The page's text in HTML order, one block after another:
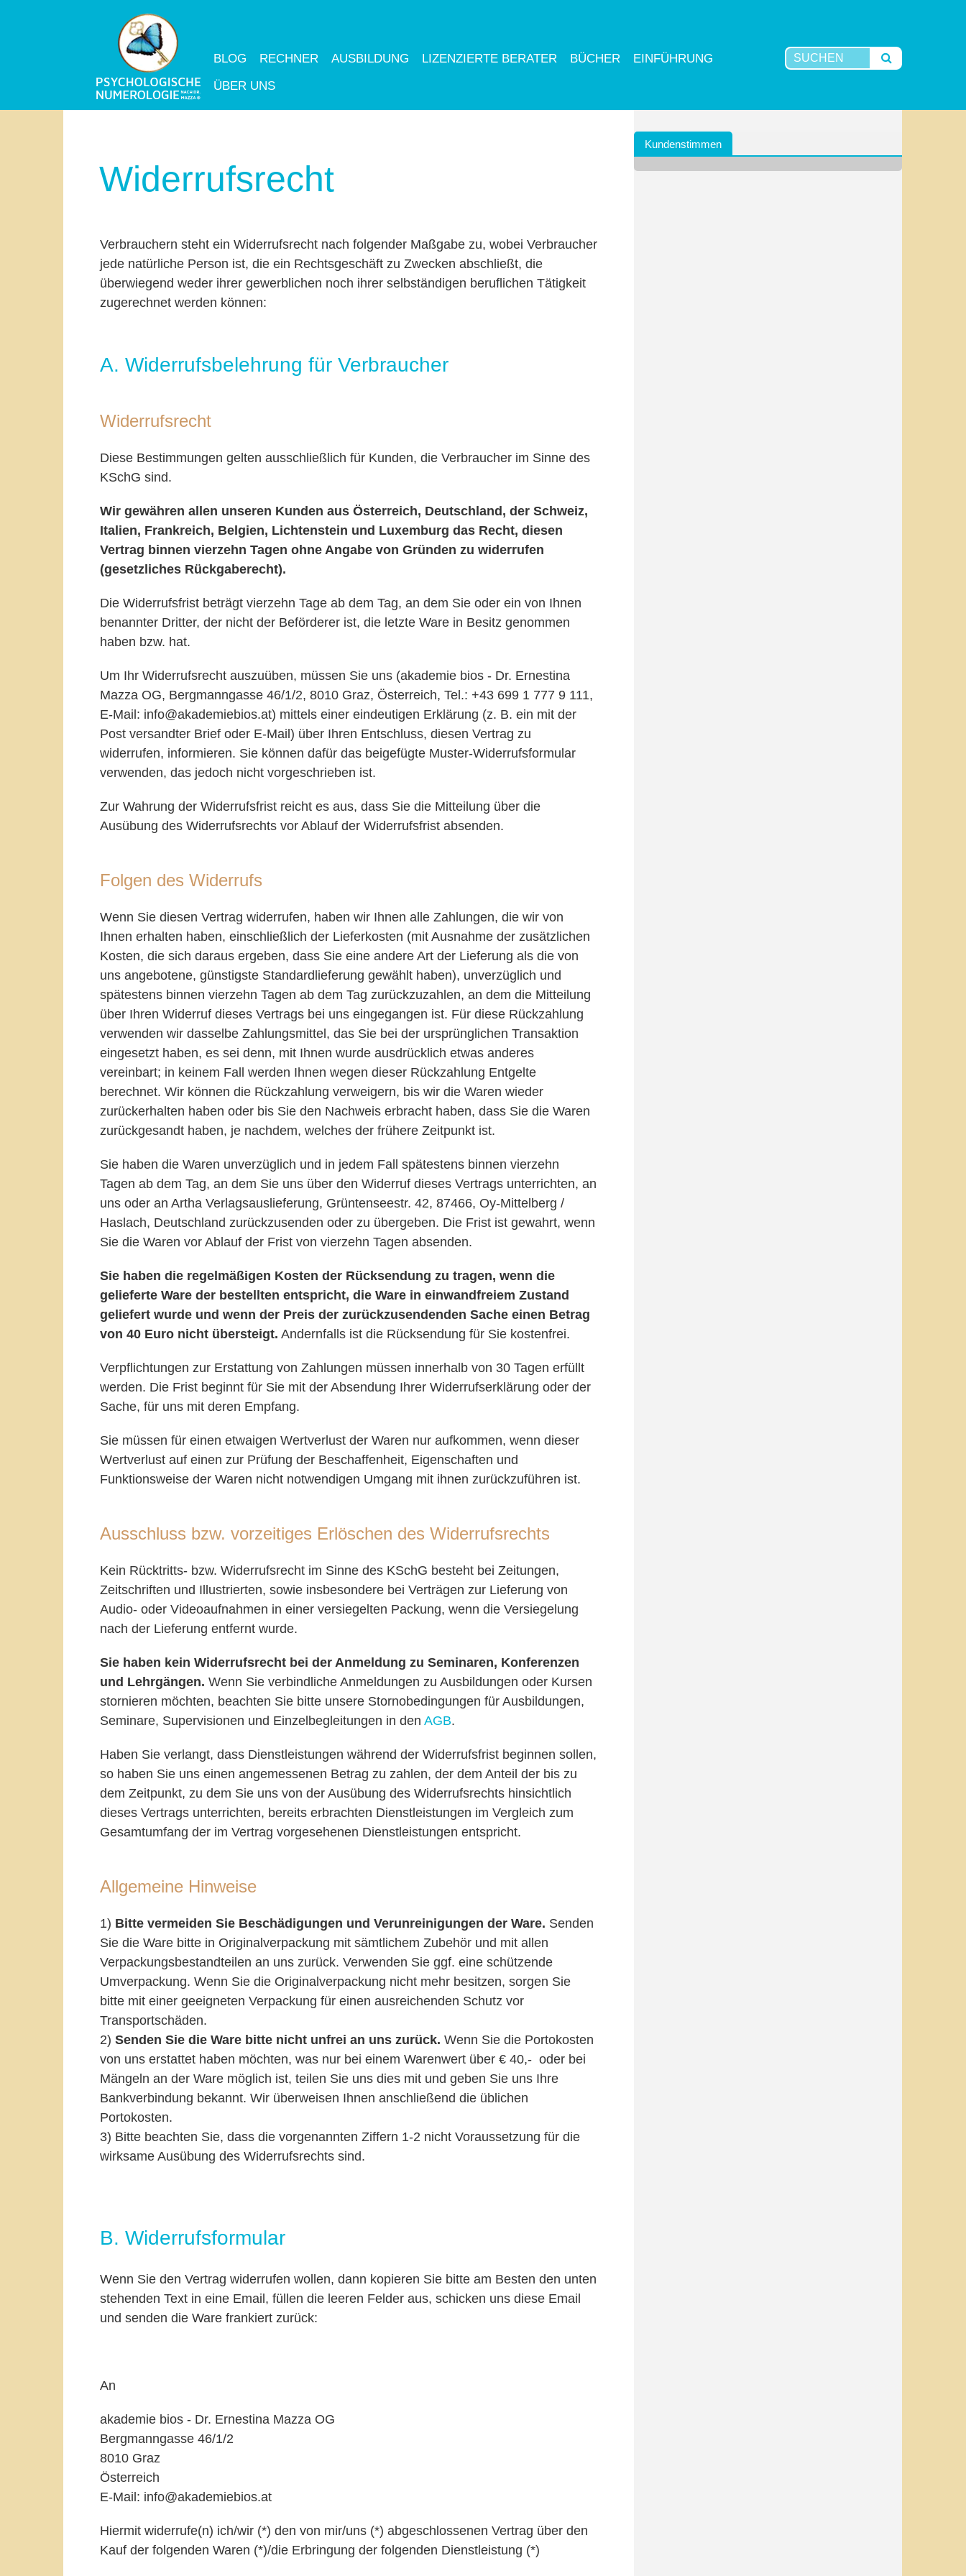
BLOG RECHNER AUSBILDUNG LIZENZIERTE BERATER BÜCHER
EINFÜHRUNG
ÜBER UNS
Widerrufsrecht
Verbrauchern steht ein Widerrufsrecht nach folgender Maßgabe zu, wobei Verbraucher
jede natürliche Person ist, die ein Rechtsgeschäft zu Zwecken abschließt, die
überwiegend weder ihrer gewerblichen noch ihrer selbständigen beruflichen Tätigkeit
zugerechnet werden können:
A. Widerrufsbelehrung für Verbraucher
Widerrufsrecht
Diese Bestimmungen gelten ausschließlich für Kunden, die Verbraucher im Sinne des
KSchG sind.
Wir gewähren allen unseren Kunden aus Österreich, Deutschland, der Schweiz,
Italien, Frankreich, Belgien, Lichtenstein und Luxemburg das Recht, diesen
Vertrag binnen vierzehn Tagen ohne Angabe von Gründen zu widerrufen
(gesetzliches Rückgaberecht).
Die Widerrufsfrist beträgt vierzehn Tage ab dem Tag, an dem Sie oder ein von Ihnen
benannter Dritter, der nicht der Beförderer ist, die letzte Ware in Besitz genommen
haben bzw. hat.
Um Ihr Widerrufsrecht auszuüben, müssen Sie uns (akademie bios - Dr. Ernestina
Mazza OG, Bergmanngasse 46/1/2, 8010 Graz, Österreich, Tel.: +43 699 1 777 9 111,
E-Mail: info@akademiebios.at) mittels einer eindeutigen Erklärung (z. B. ein mit der
Post versandter Brief oder E-Mail) über Ihren Entschluss, diesen Vertrag zu
widerrufen, informieren. Sie können dafür das beigefügte Muster-Widerrufsformular
verwenden, das jedoch nicht vorgeschrieben ist.
Zur Wahrung der Widerrufsfrist reicht es aus, dass Sie die Mitteilung über die
Ausübung des Widerrufsrechts vor Ablauf der Widerrufsfrist absenden.
Folgen des Widerrufs
Wenn Sie diesen Vertrag widerrufen, haben wir Ihnen alle Zahlungen, die wir von
Ihnen erhalten haben, einschließlich der Lieferkosten (mit Ausnahme der zusätzlichen
Kosten, die sich daraus ergeben, dass Sie eine andere Art der Lieferung als die von
uns angebotene, günstigste Standardlieferung gewählt haben), unverzüglich und
spätestens binnen vierzehn Tagen ab dem Tag zurückzuzahlen, an dem die Mitteilung
über Ihren Widerruf dieses Vertrags bei uns eingegangen ist. Für diese Rückzahlung
verwenden wir dasselbe Zahlungsmittel, das Sie bei der ursprünglichen Transaktion
eingesetzt haben, es sei denn, mit Ihnen wurde ausdrücklich etwas anderes
vereinbart; in keinem Fall werden Ihnen wegen dieser Rückzahlung Entgelte
berechnet. Wir können die Rückzahlung verweigern, bis wir die Waren wieder
zurückerhalten haben oder bis Sie den Nachweis erbracht haben, dass Sie die Waren
zurückgesandt haben, je nachdem, welches der frühere Zeitpunkt ist.
Sie haben die Waren unverzüglich und in jedem Fall spätestens binnen vierzehn
Tagen ab dem Tag, an dem Sie uns über den Widerruf dieses Vertrags unterrichten, an
uns oder an Artha Verlagsauslieferung, Grüntenseestr. 42, 87466, Oy-Mittelberg /
Haslach, Deutschland zurückzusenden oder zu übergeben. Die Frist ist gewahrt, wenn
Sie die Waren vor Ablauf der Frist von vierzehn Tagen absenden.
Sie haben die regelmäßigen Kosten der Rücksendung zu tragen, wenn die
gelieferte Ware der bestellten entspricht, die Ware in einwandfreiem Zustand
geliefert wurde und wenn der Preis der zurückzusendenden Sache einen Betrag
von 40 Euro nicht übersteigt. Andernfalls ist die Rücksendung für Sie kostenfrei.
Verpflichtungen zur Erstattung von Zahlungen müssen innerhalb von 30 Tagen erfüllt
werden. Die Frist beginnt für Sie mit der Absendung Ihrer Widerrufserklärung oder der
Sache, für uns mit deren Empfang.
Sie müssen für einen etwaigen Wertverlust der Waren nur aufkommen, wenn dieser
Wertverlust auf einen zur Prüfung der Beschaffenheit, Eigenschaften und
Funktionsweise der Waren nicht notwendigen Umgang mit ihnen zurückzuführen ist.
Ausschluss bzw. vorzeitiges Erlöschen des Widerrufsrechts
Kein Rücktritts- bzw. Widerrufsrecht im Sinne des KSchG besteht bei Zeitungen,
Zeitschriften und Illustrierten, sowie insbesondere bei Verträgen zur Lieferung von
Audio- oder Videoaufnahmen in einer versiegelten Packung, wenn die Versiegelung
nach der Lieferung entfernt wurde.
Sie haben kein Widerrufsrecht bei der Anmeldung zu Seminaren, Konferenzen
und Lehrgängen. Wenn Sie verbindliche Anmeldungen zu Ausbildungen oder Kursen
stornieren möchten, beachten Sie bitte unsere Stornobedingungen für Ausbildungen,
Seminare, Supervisionen und Einzelbegleitungen in den AGB.
Haben Sie verlangt, dass Dienstleistungen während der Widerrufsfrist beginnen sollen,
so haben Sie uns einen angemessenen Betrag zu zahlen, der dem Anteil der bis zu
dem Zeitpunkt, zu dem Sie uns von der Ausübung des Widerrufsrechts hinsichtlich
dieses Vertrags unterrichten, bereits erbrachten Dienstleistungen im Vergleich zum
Gesamtumfang der im Vertrag vorgesehenen Dienstleistungen entspricht.
Allgemeine Hinweise
1) Bitte vermeiden Sie Beschädigungen und Verunreinigungen der Ware. Senden
Sie die Ware bitte in Originalverpackung mit sämtlichem Zubehör und mit allen
Verpackungsbestandteilen an uns zurück. Verwenden Sie ggf. eine schützende
Umverpackung. Wenn Sie die Originalverpackung nicht mehr besitzen, sorgen Sie
bitte mit einer geeigneten Verpackung für einen ausreichenden Schutz vor
Transportschäden.
2) Senden Sie die Ware bitte nicht unfrei an uns zurück. Wenn Sie die Portokosten
von uns erstattet haben möchten, was nur bei einem Warenwert über € 40,- oder bei
Mängeln an der Ware möglich ist, teilen Sie uns dies mit und geben Sie uns Ihre
Bankverbindung bekannt. Wir überweisen Ihnen anschließend die üblichen
Portokosten.
3) Bitte beachten Sie, dass die vorgenannten Ziffern 1-2 nicht Voraussetzung für die
wirksame Ausübung des Widerrufsrechts sind.
B. Widerrufsformular
Wenn Sie den Vertrag widerrufen wollen, dann kopieren Sie bitte am Besten den unten
stehenden Text in eine Email, füllen die leeren Felder aus, schicken uns diese Email
und senden die Ware frankiert zurück:
An
akademie bios - Dr. Ernestina Mazza OG
Bergmanngasse 46/1/2
8010 Graz
Österreich
E-Mail: info@akademiebios.at
Hiermit widerrufe(n) ich/wir (*) den von mir/uns (*) abgeschlossenen Vertrag über den
Kauf der folgenden Waren (*)/die Erbringung der folgenden Dienstleistung (*)
Kundenstimmen